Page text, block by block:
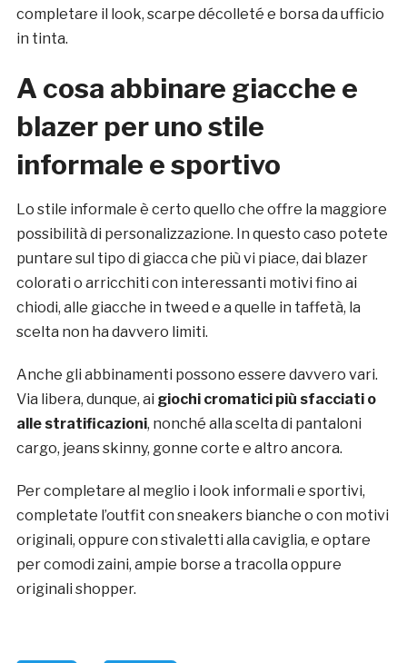
completare il look, scarpe décolleté e borsa da ufficio
in tinta.
A cosa abbinare giacche e
blazer per uno stile
informale e sportivo
Lo stile informale è certo quello che offre la maggiore
possibilità di personalizzazione. In questo caso potete
puntare sul tipo di giacca che più vi piace, dai blazer
colorati o arricchiti con interessanti motivi fino ai
chiodi, alle giacche in tweed e a quelle in taffetà, la
scelta non ha davvero limiti.
Anche gli abbinamenti possono essere davvero vari.
Via libera, dunque, ai giochi cromatici più sfacciati o
alle stratificazioni, nonché alla scelta di pantaloni
cargo, jeans skinny, gonne corte e altro ancora.
Per completare al meglio i look informali e sportivi,
completate l’outfit con sneakers bianche o con motivi
originali, oppure con stivaletti alla caviglia, e optare
per comodi zaini, ampie borse a tracolla oppure
originali shopper.